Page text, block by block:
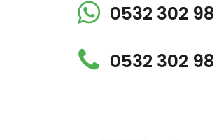
0532 302 98
0532 302 98